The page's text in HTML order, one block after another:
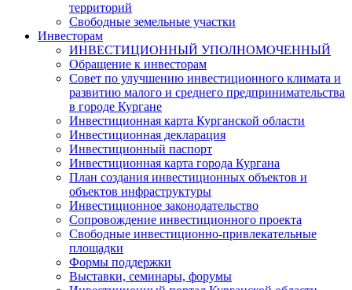
территорий
Свободные земельные участки
Инвесторам
ИНВЕСТИЦИОННЫЙ УПОЛНОМОЧЕННЫЙ
Обращение к инвесторам
Совет по улучшению инвестиционного климата и
развитию малого и среднего предпринимательства
в городе Кургане
Инвестиционная карта Курганской области
Инвестиционная декларация
Инвестиционный паспорт
Инвестиционная карта города Кургана
План создания инвестиционных объектов и
объектов инфраструктуры
Инвестиционное законодательство
Сопровождение инвестиционного проекта
Свободные инвестиционно-привлекательные
площадки
Формы поддержки
Выставки, семинары, форумы